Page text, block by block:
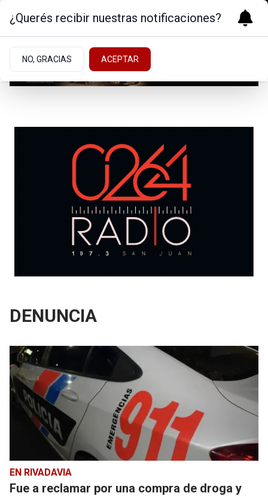
DENUNCIA
EN RIVADAVIA
Fue a reclamar por una compra de droga y
¿Querés recibir nuestras notificaciones?
NO, GRACIAS ACEPTAR